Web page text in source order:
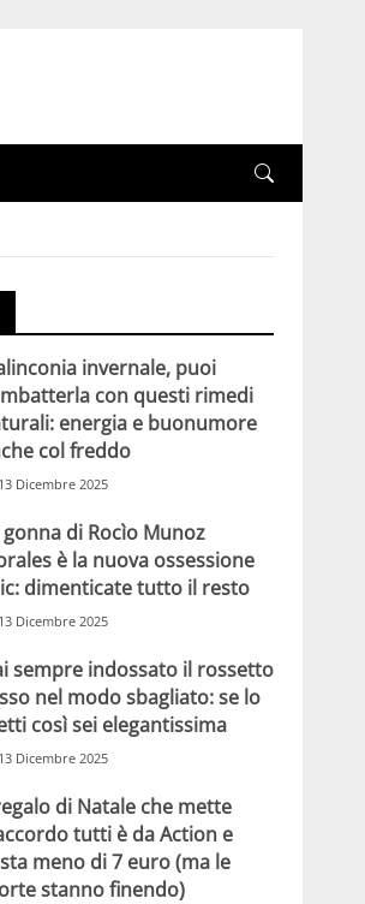
invernale, puoi
con questi rimedi
energia e buonumore
col freddo
13 Dicembre 2025
gonna di Rocìo Munoz
è la nuova ossessione
dimenticate tutto il resto
13 Dicembre 2025
sempre indossato il rossetto
nel modo sbagliato: se lo
così sei elegantissima
13 Dicembre 2025
di Natale che mette
tutti è da Action e
meno di 7 euro (ma le
stanno finendo)